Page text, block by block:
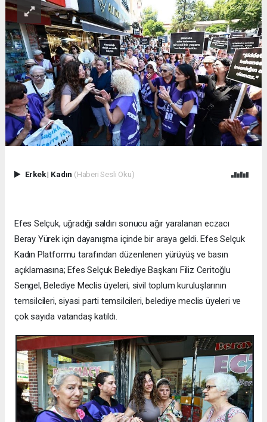
Erkek| Kadın (Haberi Sesli Oku)
Efes Selçuk, uğradığı saldırı sonucu ağır yaralanan eczacı
Beray Yürek için dayanışma içinde bir araya geldi. Efes Selçuk
Kadın Platformu tarafından düzenlenen yürüyüş ve basın
açıklamasına; Efes Selçuk Belediye Başkanı Filiz Ceritoğlu
Sengel, Belediye Meclis üyeleri, sivil toplum kuruluşlarının
temsilcileri, siyasi parti temsilcileri, belediye meclis üyeleri ve
çok sayıda vatandaş katıldı.